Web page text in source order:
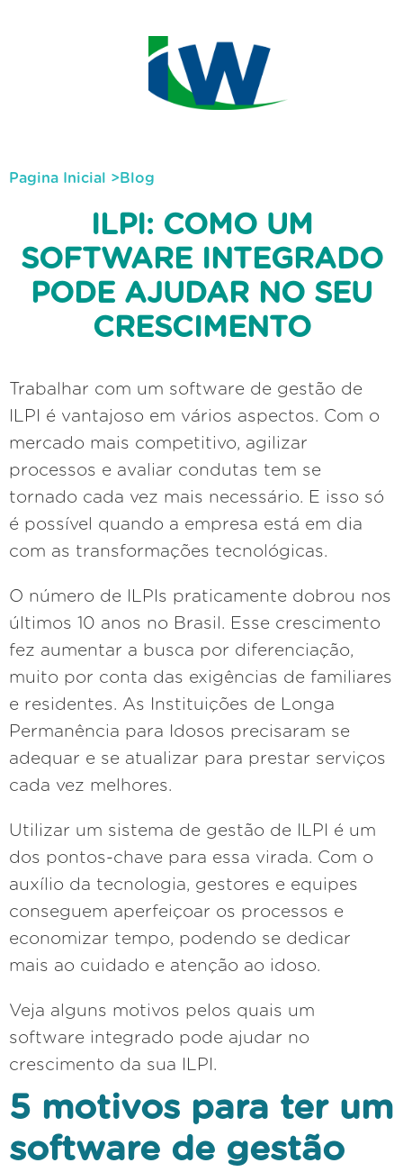
Pagina Inicial >Blog
ILPI: COMO UM
SOFTWARE INTEGRADO
PODE AJUDAR NO SEU
CRESCIMENTO
Trabalhar com um software de gestão de
ILPI é vantajoso em vários aspectos. Com o
mercado mais competitivo, agilizar
processos e avaliar condutas tem se
tornado cada vez mais necessário. E isso só
é possível quando a empresa está em dia
com as transformações tecnológicas.
O número de ILPIs praticamente dobrou nos
últimos 10 anos no Brasil. Esse crescimento
fez aumentar a busca por diferenciação,
muito por conta das exigências de familiares
e residentes. As Instituições de Longa
Permanência para Idosos precisaram se
adequar e se atualizar para prestar serviços
cada vez melhores.
Utilizar um sistema de gestão de ILPI é um
dos pontos-chave para essa virada. Com o
auxílio da tecnologia, gestores e equipes
conseguem aperfeiçoar os processos e
economizar tempo, podendo se dedicar
mais ao cuidado e atenção ao idoso.
Veja alguns motivos pelos quais um
software integrado pode ajudar no
crescimento da sua ILPI.
5 motivos para ter um
software de gestão